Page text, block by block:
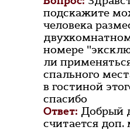
подскажите
человека
номере
ли
спального
в гостиной
спасибо
Ответ: Добрый
считается